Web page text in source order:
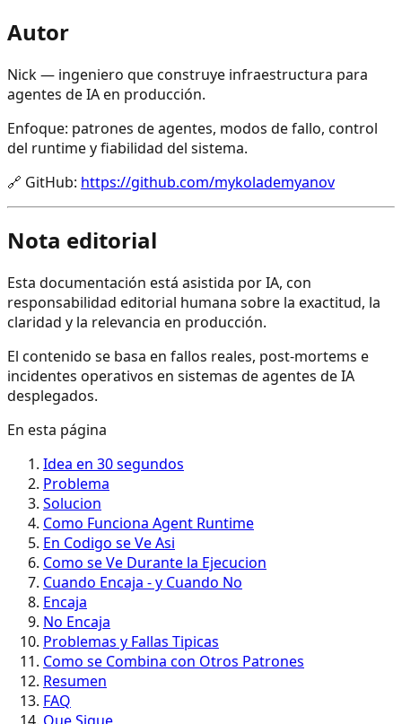
Autor
Nick — ingeniero que construye infraestructura para
agentes de IA en producción.
Enfoque: patrones de agentes, modos de fallo, control
del runtime y fiabilidad del sistema.
🔗 GitHub: https://github.com/mykolademyanov
Nota editorial
Esta documentación está asistida por IA, con
responsabilidad editorial humana sobre la exactitud, la
claridad y la relevancia en producción.
El contenido se basa en fallos reales, post-mortems e
incidentes operativos en sistemas de agentes de IA
desplegados.
En esta página
Idea en 30 segundos
Problema
Solucion
Como Funciona Agent Runtime
En Codigo se Ve Asi
Como se Ve Durante la Ejecucion
Cuando Encaja - y Cuando No
Encaja
No Encaja
Problemas y Fallas Tipicas
Como se Combina con Otros Patrones
Resumen
FAQ